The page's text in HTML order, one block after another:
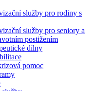
služby pro rodiny s
služby pro seniory a
postižením
dílny
pomoc